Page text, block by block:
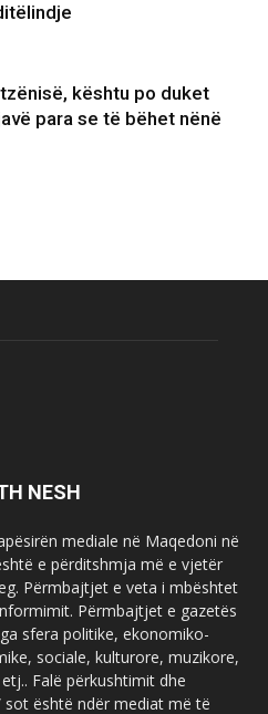
kështu po duket
para se të bëhet nënë
NESH
mediale në Maqedoni në
e përditshmja më e vjetër
Përmbajtjet e veta i mbështet
Përmbajtjet e gazetës
sfera politike, ekonomiko-
sociale, kulturore, muzikore,
Falë përkushtimit dhe
sot është ndër mediat më të